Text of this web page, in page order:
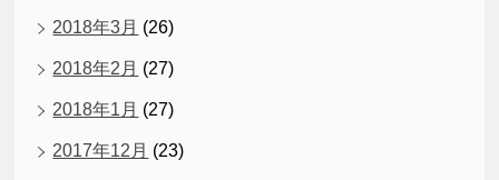
2018年3月 (26)
2018年2月 (27)
2018年1月 (27)
2017年12月 (23)